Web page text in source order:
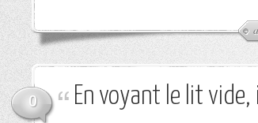
0 En voyant le lit